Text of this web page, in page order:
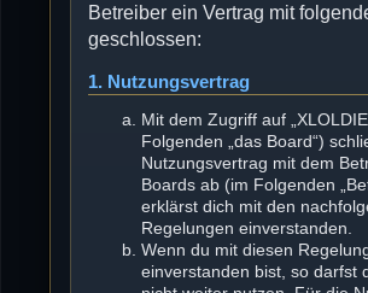
Betreiber ein Vertrag mit
geschlossen:
1. Nutzungsvertrag
Mit dem Zugriff auf
Folgenden „das Board“)
Nutzungsvertrag mit dem
Boards ab (im Folgenden
erklärst dich mit den
Regelungen einverstanden.
Wenn du mit diesen
einverstanden bist, so darfst